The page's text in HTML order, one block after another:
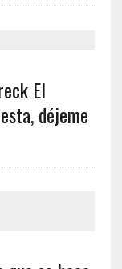
El
déjeme